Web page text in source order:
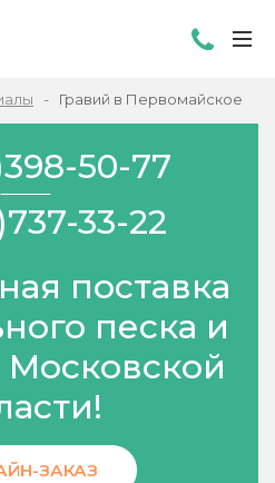
Гравий в Первомайское
50-77
33-22
поставка
песка и
ЗАКАЗ